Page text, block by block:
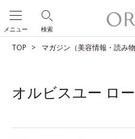
検索
メニュー
TOP マガジン（美容情報・読み物
オルビスユー ロ